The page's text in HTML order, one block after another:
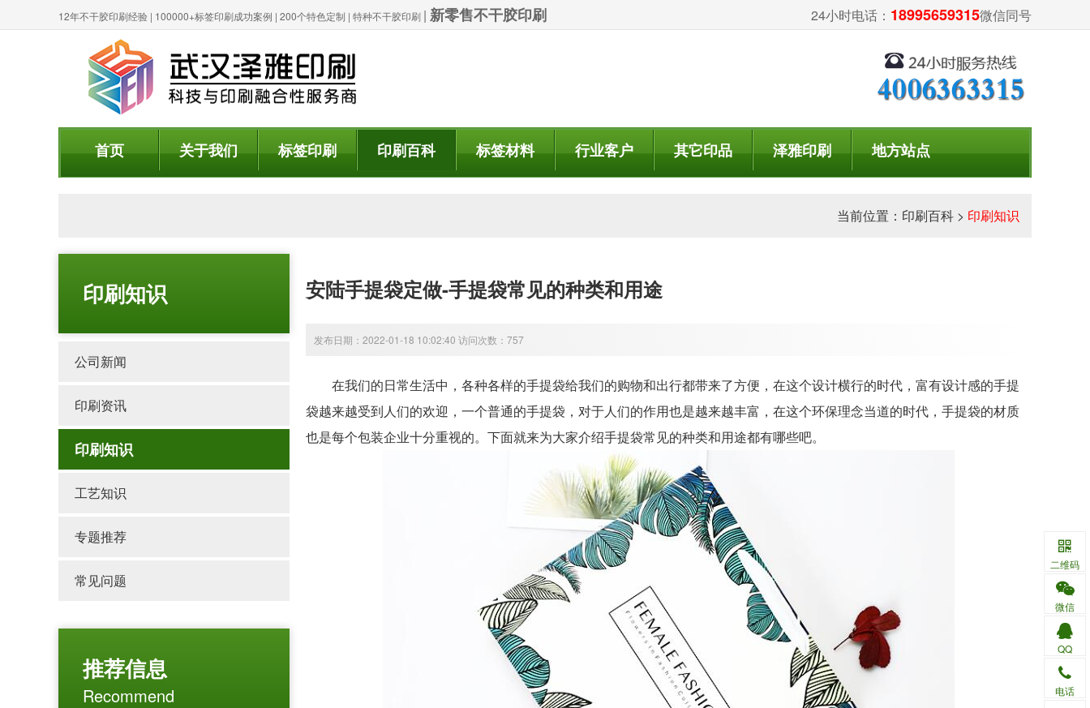
12年不干胶印刷经验 | 100000+标签印刷成功案例 | 200个特色定制 | 特种不干胶印刷 | 新零售不干胶印刷 24小时电话： 18995659315微信同号
首页 关于我们 标签印刷 印刷百科 标签材料 行业客户 其它印品 泽雅印刷 地方站点
当前位置： 印刷百科 > 印刷知识
印刷知识
公司新闻
印刷资讯
印刷知识
工艺知识
专题推荐
常见问题
推荐信息
Recommend
安陆手提袋定做-手提袋常见的种类和用途
发布日期：2022-01-18 10:02:40 访问次数：757
在我们的日常生活中，各种各样的手提袋给我们的购物和出行都带来了方便，在这个设计横行的时代，富有设计感的手提
袋越来越受到人们的欢迎，一个普通的手提袋，对于人们的作用也是越来越丰富，在这个环保理念当道的时代，手提袋的材质
也是每个包装企业十分重视的。下面就来为大家介绍手提袋常见的种类和用途都有哪些吧。
二维码
微信
QQ
电话